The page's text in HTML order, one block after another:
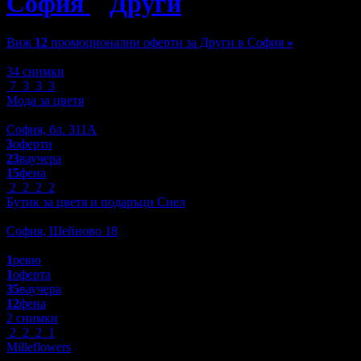
Виж 12 промоционални оферти за Други в София »
34 снимки
7 3 3 3
Мода за цветя
София, бл. 311А
3оферти
23ваучера
15фена
2 2 2 2
Бутик за цветя и подаръци Сиел
София, Шейново 18
1ревю
1оферта
35ваучера
12фена
2 снимки
2 2 2 1
Milleflowers